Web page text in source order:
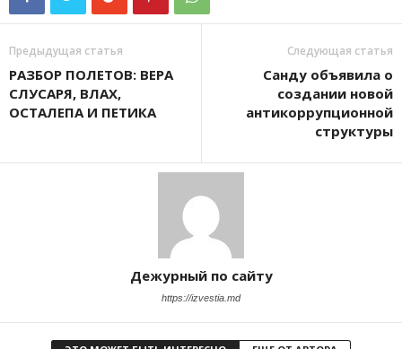
Предыдущая статья
РАЗБОР ПОЛЕТОВ: ВЕРА
СЛУСАРЯ, ВЛАХ,
ОСТАЛЕПА И ПЕТИКА
Следующая статья
Санду объявила о
создании новой
антикоррупционной
структуры
Дежурный по сайту
https://izvestia.md